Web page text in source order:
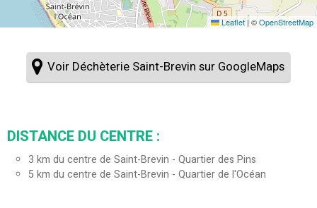
Leaflet | ©OpenStreetMap
Voir Déchèterie Saint-Brevin sur GoogleMaps
DISTANCE DU CENTRE :
3 km du centre de Saint-Brevin - Quartier des Pins
5km du centre de Saint-Brevin - Quartier de l'Océan